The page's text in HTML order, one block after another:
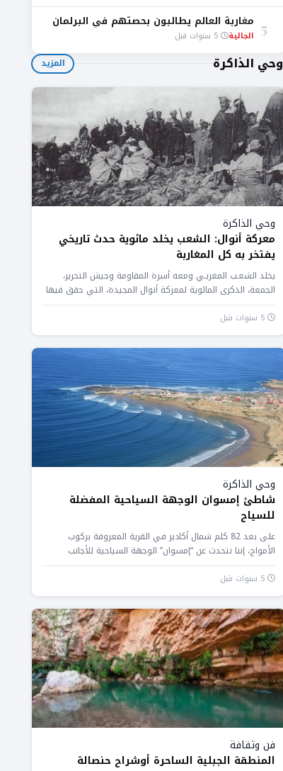
5 مغاربة العالم يطالبون بحصتهم في البرلمان
الجالية
وحي الذاكرة المزيد
وحي الذاكرة
معركة أنوال: الشعب يخلد مائوية حدث تاريخي
يفتخر به كل المغاربة
يخلد الشعـب المغربـي ومعه أسرة المقاومة وجيش التحرير،
الجمعة، الذكرى المائوية لمعركة أنوال المجيدة، التي حقق فيها
المقاومون والمجاهدون المغاربة...
وحي الذاكرة
شاطئ إمسوان الوجهة السياحية المفضلة
للسياح
على بعد 82 كلم شمال أكادير في القرية المعروفة بركوب
الأمواج، إننا نتحدث عن “إمسوان” الوجهة السياحية للأجانب
والمغاربة، حيث...
فن وثقافة
المنطقة الجبلية الساحرة أوشراح حنصالة